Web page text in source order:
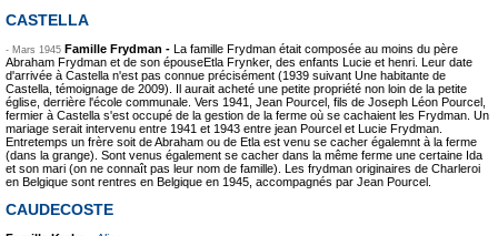
CASTELLA
- Mars 1945 Famille Frydman - La famille Frydman était composée au moins du père
Abraham Frydman et de son épouseEtla Frynker, des enfants Lucie et henri. Leur date
d'arrivée à Castella n'est pas connue précisément (1939 suivant Une habitante de
Castella, témoignage de 2009). Il aurait acheté une petite propriété non loin de la petite
église, derrière l'école communale. Vers 1941, Jean Pourcel, fils de Joseph Léon Pourcel,
fermier à Castella s'est occupé de la gestion de la ferme où se cachaient les Frydman. Un
mariage serait intervenu entre 1941 et 1943 entre jean Pourcel et Lucie Frydman.
Entretemps un frère soit de Abraham ou de Etla est venu se cacher égalemnt à la ferme
(dans la grange). Sont venus également se cacher dans la même ferme une certaine Ida
et son mari (on ne connaît pas leur nom de famille). Les frydman originaires de Charleroi
en Belgique sont rentres en Belgique en 1945, accompagnés par Jean Pourcel.
CAUDECOSTE